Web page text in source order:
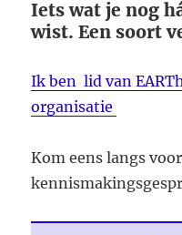
Iets wat je nog
wist. Een soort
Ik ben lid van
organisatie
Kom eens langs